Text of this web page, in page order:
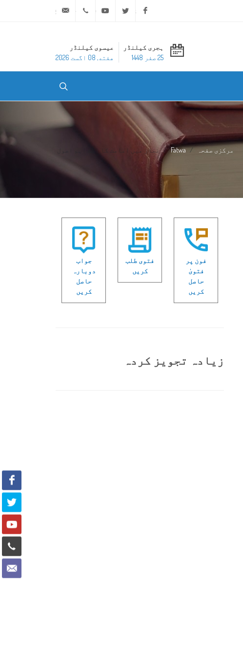
Facebook
Twitter
Youtube
ہجری کیلنڈر
25 صفر 1448
عیسوی کیلنڈر
هفته, 08 اگست 2026
مرکزی صفحہ Fatwa نماز میں امامت کا ایک اہم اصول
فون پر
فتویٰ
حاصل
کریں
فتوی طلب
کریں
جواب
دوبارہ
حاصل
کریں
زیادہ تجویز کردہ